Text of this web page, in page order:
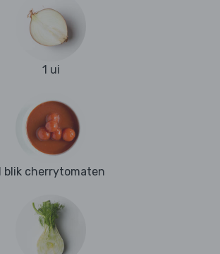
1 ui
blik cherrytomaten